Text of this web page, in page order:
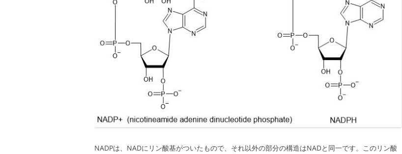
NADPは、NADにリン酸基がついたもので、それ以外の部分の構造はNADと同一です。このリン酸